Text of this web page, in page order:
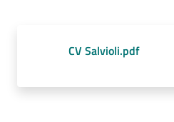
CV Salvioli.pdf